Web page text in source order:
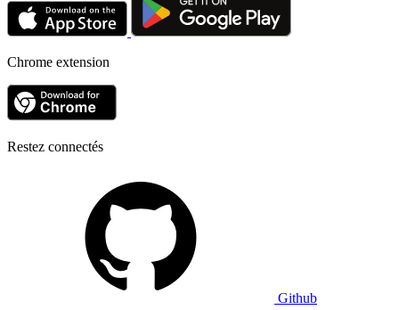
Chrome extension
Restez connectés
Github